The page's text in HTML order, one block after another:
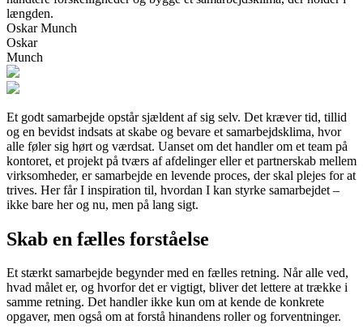
længden.
Oskar Munch
Oskar
Munch
Et godt samarbejde opstår sjældent af sig selv. Det kræver tid, tillid
og en bevidst indsats at skabe og bevare et samarbejdsklima, hvor
alle føler sig hørt og værdsat. Uanset om det handler om et team på
kontoret, et projekt på tværs af afdelinger eller et partnerskab mellem
virksomheder, er samarbejde en levende proces, der skal plejes for at
trives. Her får I inspiration til, hvordan I kan styrke samarbejdet –
ikke bare her og nu, men på lang sigt.
Skab en fælles forståelse
Et stærkt samarbejde begynder med en fælles retning. Når alle ved,
hvad målet er, og hvorfor det er vigtigt, bliver det lettere at trække i
samme retning. Det handler ikke kun om at kende de konkrete
opgaver, men også om at forstå hinandens roller og forventninger.